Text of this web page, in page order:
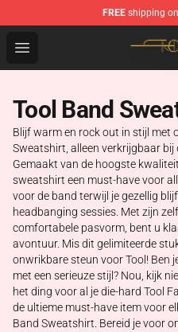
FREE shipping
Open menu
Tool Store - Official Tool
Tool Band
Blijf warm en rock out in stijl met
Sweatshirt, alleen verkrijgbaar bij
Gemaakt van de hoogste
sweatshirt een must-have voor
voor de band terwijl je gezellig
headbanging sessies. Met zijn
comfortabele pasvorm, bent u
avontuur. Mis dit gelimiteerde
onwrikbare steun voor Tool! Ben
met een serieuze stijl? Nou, kijk
het ding voor al je die-hard Tool
de ultieme must-have item voor
Band Sweatshirt. Bereid je voor